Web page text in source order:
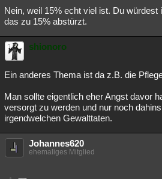
Nein, weil 15% echt viel ist. Du würdest
das zu 15% abstürzt.
shionoro
Ein anderes Thema ist da z.B. die
Man sollte eigentlich eher Angst davor
versorgt zu werden und nur noch
irgendwelchen Gewalttaten.
Johannes620
ehemaliges Mitglied